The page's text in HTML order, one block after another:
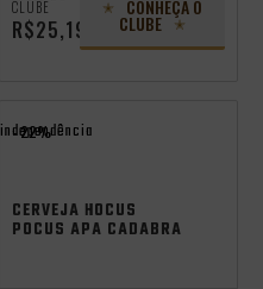
CLUBE
R$25,19
CONHEÇA O
CLUBE
independência
- 22%
CERVEJA HOCUS
POCUS APA CADABRA